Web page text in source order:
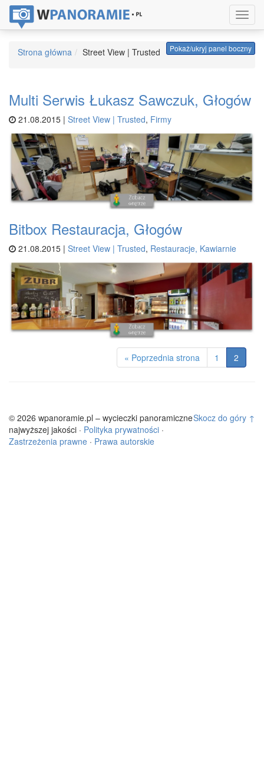
Pokaż/ukryj panel boczny
Strona główna Street View | Trusted
Multi Serwis Łukasz Sawczuk, Głogów
21.08.2015 | Street View | Trusted, Firmy
Bitbox Restauracja, Głogów
21.08.2015 | Street View | Trusted, Restauracje, Kawiarnie
« Poprzednia strona 1 2
Skocz do góry ↑
© 2026 wpanoramie.pl – wycieczki panoramiczne
najwyższej jakości · Polityka prywatności ·
Zastrzeżenia prawne · Prawa autorskie